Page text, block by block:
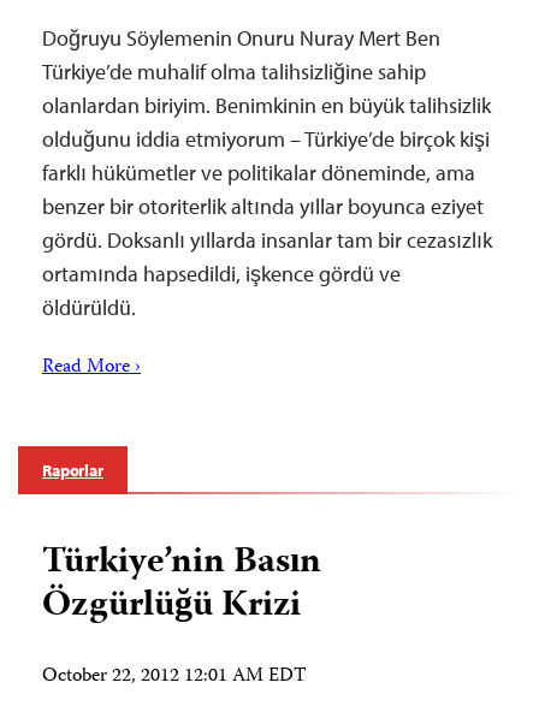
Doğruyu Söylemenin Onuru Nuray Mert Ben
Türkiye’de muhalif olma talihsizliğine sahip
olanlardan biriyim. Benimkinin en büyük talihsizlik
olduğunu iddia etmiyorum – Türkiye’de birçok kişi
farklı hükümetler ve politikalar döneminde, ama
benzer bir otoriterlik altında yıllar boyunca eziyet
gördü. Doksanlı yıllarda insanlar tam bir cezasızlık
ortamında hapsedildi, işkence gördü ve
öldürüldü.
Read More ›
Raporlar
Türkiye’nin Basın
Özgürlüğü Krizi
October 22, 2012 12:01 AM EDT